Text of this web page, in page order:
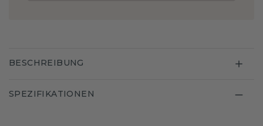
BESCHREIBUNG
SPEZIFIKATIONEN